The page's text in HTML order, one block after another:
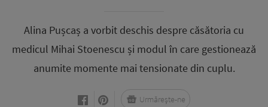
Alina Pușcaș a vorbit deschis despre căsătoria cu
medicul Mihai Stoenescu și modul în care gestionează
anumite momente mai tensionate din cuplu.
Urmărește-ne